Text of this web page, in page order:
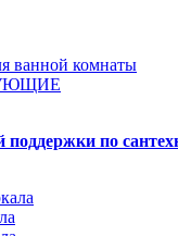
ванной комнаты
по